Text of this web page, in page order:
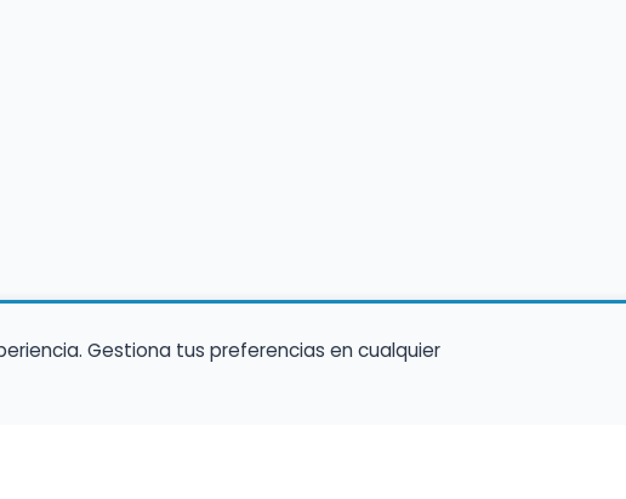
Gestiona tus preferencias en cualquier